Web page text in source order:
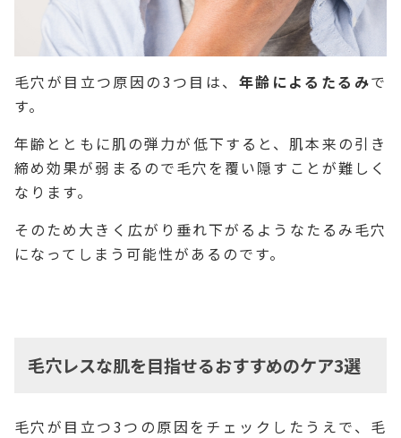
毛穴が目立つ原因の3つ目は、 年齢によるたるみで
す。
年齢とともに肌の弾力が低下すると、肌本来の引き
締め効果が弱まるので毛穴を覆い隠すことが難しく
なります。
そのため大きく広がり垂れ下がるようなたるみ毛穴
になってしまう可能性があるのです。
毛穴レスな肌を目指せるおすすめのケア3選
毛穴が目立つ3つの原因をチェックしたうえで、毛